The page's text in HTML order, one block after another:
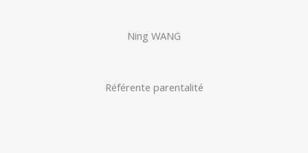
Ning WANG
Référente parentalité